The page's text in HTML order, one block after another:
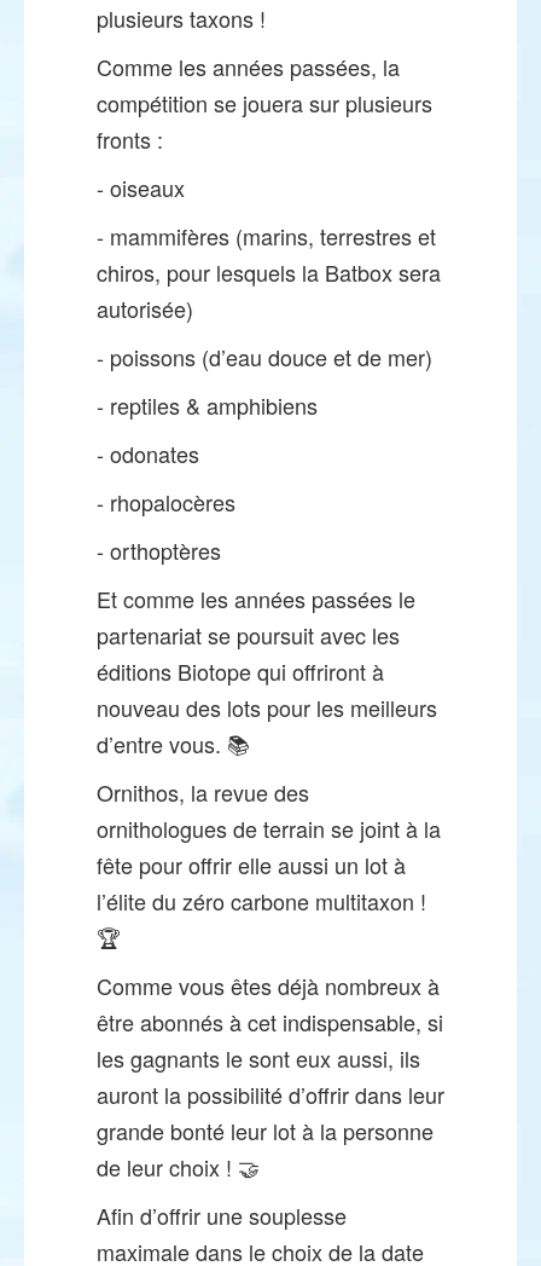
plusieurs taxons !
Comme les années passées, la
compétition se jouera sur plusieurs
fronts :
- oiseaux
- mammifères (marins, terrestres et
chiros, pour lesquels la Batbox sera
autorisée)
- poissons (d’eau douce et de mer)
- reptiles & amphibiens
- odonates
- rhopalocères
- orthoptères
Et comme les années passées le
partenariat se poursuit avec les
éditions Biotope qui offriront à
nouveau des lots pour les meilleurs
d’entre vous. 📚
Ornithos, la revue des
ornithologues de terrain se joint à la
fête pour offrir elle aussi un lot à
l’élite du zéro carbone multitaxon !
🏆
Comme vous êtes déjà nombreux à
être abonnés à cet indispensable, si
les gagnants le sont eux aussi, ils
auront la possibilité d’offrir dans leur
grande bonté leur lot à la personne
de leur choix ! 🤝
Afin d’offrir une souplesse
maximale dans le choix de la date